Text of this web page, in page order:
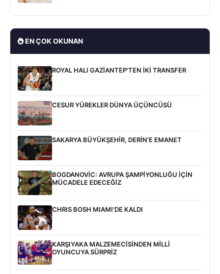
EN ÇOK OKUNAN
ROYAL HALI GAZİANTEP'TEN İKİ TRANSFER
CESUR YÜREKLER DÜNYA ÜÇÜNCÜSÜ
SAKARYA BÜYÜKŞEHİR, DERİN'E EMANET
BOGDANOVİC: AVRUPA ŞAMPİYONLUĞU İÇİN
MÜCADELE EDECEĞİZ
CHRIS BOSH MIAMI'DE KALDI
KARŞIYAKA MALZEMECİSİNDEN MİLLİ
OYUNCUYA SÜRPRİZ